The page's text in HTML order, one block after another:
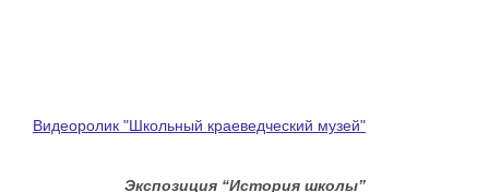
Видеоролик "Школьный краеведческий музей"
Экспозиция “История школы”